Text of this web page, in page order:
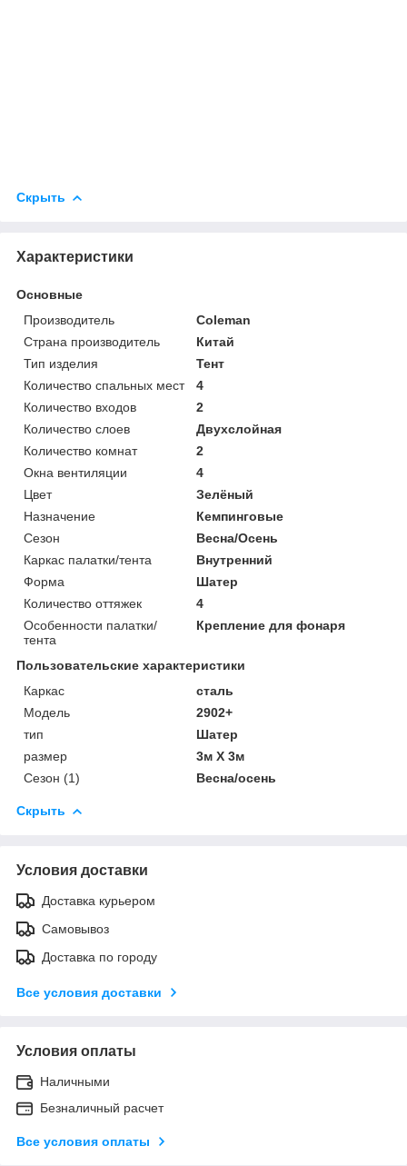
Скрыть
Характеристики
Основные
Производитель
Coleman
Страна производитель
Китай
Тип изделия
Тент
Количество спальных мест
4
Количество входов
2
Количество слоев
Двухслойная
Количество комнат
2
Окна вентиляции
4
Цвет
Зелёный
Назначение
Кемпинговые
Сезон
Весна/Осень
Каркас палатки/тента
Внутренний
Форма
Шатер
Количество оттяжек
4
Особенности палатки/
тента
Крепление для фонаря
Пользовательские характеристики
Каркас
сталь
Модель
2902+
тип
Шатер
размер
3м X 3м
Сезон (1)
Весна/осень
Скрыть
Условия доставки
Доставка курьером
Самовывоз
Доставка по городу
Все условия доставки
Условия оплаты
Наличными
Безналичный расчет
Все условия оплаты